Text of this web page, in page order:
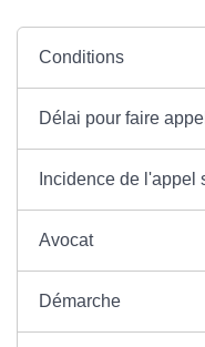
Conditions
Délai pour faire appel
Incidence de l'appel
Avocat
Démarche